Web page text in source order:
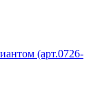
(арт.0726-